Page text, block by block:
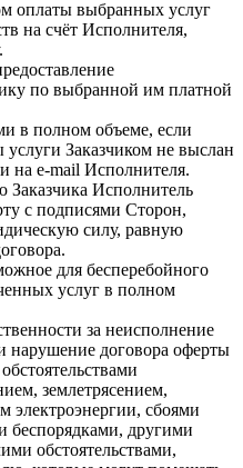
оплаты выбранных услуг
на счёт Исполнителя,
по выбранной им платной
в полном объеме, если
услуги Заказчиком не выслан
на e-mail Исполнителя.
Исполнитель
с подписями Сторон,
силу, равную
для бесперебойного
услуг в полном
за неисполнение
нарушение договора оферты
землетрясением,
электроэнергии, сбоями
беспорядками, другими
обстоятельствами,